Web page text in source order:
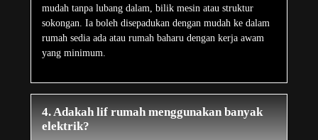
mudah tanpa lubang dalam, bilik mesin atau struktur
sokongan. Ia boleh disepadukan dengan mudah ke dalam
rumah sedia ada atau rumah baharu dengan kerja awam
yang minimum.
4. Adakah lif rumah menggunakan banyak
elektrik?